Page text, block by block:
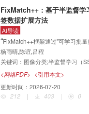
提供解决方案。 ”
FixMatch++：基于半监督学
签数据扩展方法
AI导读
“FixMatch++框架通过"可学习批
策略带来的通道级统计量偏差，结
块增强多尺度特征提取能力"等三
了半监督学习中特征不稳定、内容
声问题，在有限标签数据场景下显
能。”
杨雨晴,陈谊,吕程
关键词： 图像分类;半监督学习（SSL）;弱标签数据
<网络PDF> <引用本文>
更新时间： 2026-07-20
212
| 403 | 0